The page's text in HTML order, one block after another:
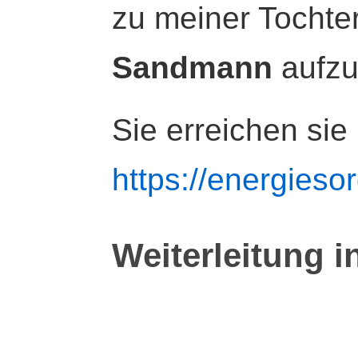
zu meiner
Sandmann
Sie erreichen sie
https://
Weiterleitung